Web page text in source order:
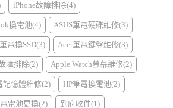
iPhone故障排除(4)
換電池(4) ASUS筆電硬碟維修(3)
電換SSD(3) Acer筆電鍵盤維修(3)
障排除(2) Apple Watch螢幕維修(2)
記憶體維修(2) HP筆電換電池(2)
電池更換(2) 到府收件(1)